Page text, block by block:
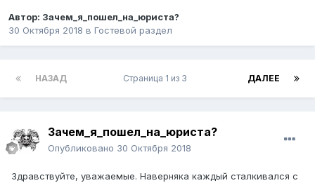
Автор: Зачем_я_пошел_на_юриста?
30 Октября 2018 в Гостевой раздел
НАЗАД ДАЛЕЕ
Страница 1 из 3
Зачем_я_пошел_на_юриста?
Опубликовано 30 Октября 2018
Здравствуйте, уважаемые. Наверняка каждый сталкивался с